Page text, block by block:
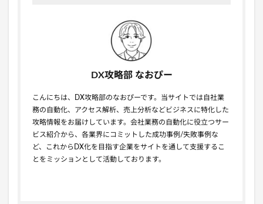
DX攻略部 なおぴー
こんにちは、DX攻略部のなおぴーです。当サイトでは自社業
務の自動化、アクセス解析、売上分析などビジネスに特化した
攻略情報をお届けしています。会社業務の自動化に役立つサー
ビス紹介から、各業界にコミットした成功事例/失敗事例な
ど、これからDX化を目指す企業をサイトを通して支援するこ
とをミッションとして活動しております。